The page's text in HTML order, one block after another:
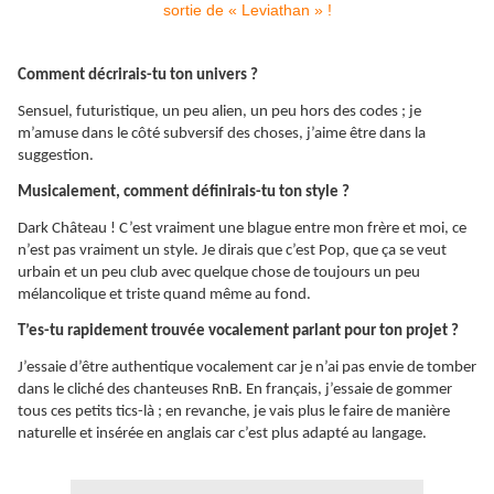
Comment décrirais-tu ton univers ?
Sensuel, futuristique, un peu alien, un peu hors des codes ; je
m’amuse dans le côté subversif des choses, j’aime être dans la
suggestion.
Musicalement, comment définirais-tu ton style ?
Dark Château ! C’est vraiment une blague entre mon frère et moi, ce
n’est pas vraiment un style. Je dirais que c’est Pop, que ça se veut
urbain et un peu club avec quelque chose de toujours un peu
mélancolique et triste quand même au fond.
T’es-tu rapidement trouvée vocalement parlant pour ton projet ?
J’essaie d’être authentique vocalement car je n’ai pas envie de tomber
dans le cliché des chanteuses RnB. En français, j’essaie de gommer
tous ces petits tics-là ; en revanche, je vais plus le faire de manière
naturelle et insérée en anglais car c’est plus adapté au langage.